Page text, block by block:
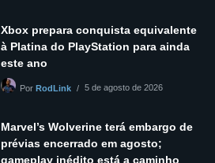
Xbox prepara conquista equivalente
à Platina do PlayStation para ainda
este ano
PorRodLink 5 de agosto de 2026
Marvel’s Wolverine terá embargo de
prévias encerrado em agosto;
gameplay inédito está a caminho